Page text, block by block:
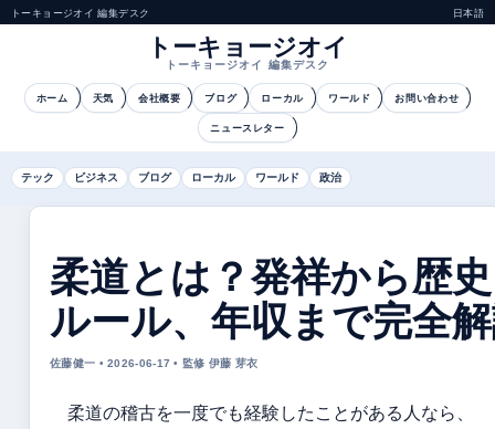
トーキョージオイ 編集デスク 日本語
トーキョージオイ
トーキョージオイ 編集デスク
ホーム 天気 会社概要 ブログ ローカル ワールド お問い合わせ
ニュースレター
テック ビジネス ブログ ローカル ワールド 政治
柔道とは？発祥から歴
ルール、年収まで完全
佐藤健一 • 2026-06-17 • 監修 伊藤 芽衣
柔道の稽古を一度でも経験したことがある人なら、